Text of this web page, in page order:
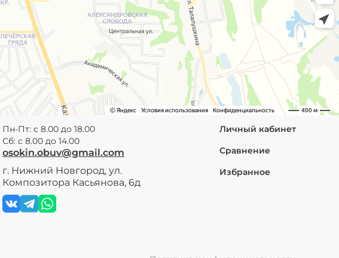
Пн-Пт: с 8.00 до 18.00
Сб: с 8.00 до 14.00
osokin.obuv@gmail.com
г. Нижний Новгород, ул.
Композитора Касьянова, 6д
Личный кабинет
Сравнение
Избранное